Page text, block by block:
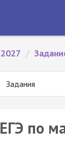
/
Задания
по